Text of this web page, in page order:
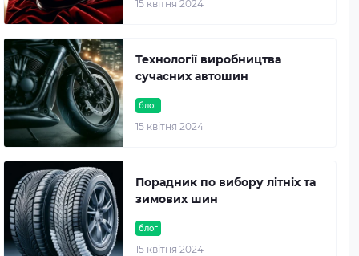
15 квітня 2024
блог
15 квітня 2024
Технології виробництва
сучасних автошин
блог
15 квітня 2024
Порадник по вибору літніх та
зимових шин